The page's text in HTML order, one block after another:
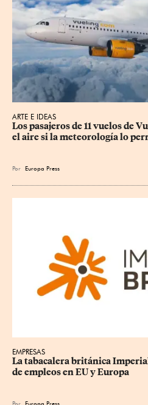
ARTE E IDEAS
Los pasajeros de 11 vuelos de
el aire si la meteorología lo
Por Europa Press
EMPRESAS
La tabacalera británica
de empleos en EU y Europa
Por Europa Press